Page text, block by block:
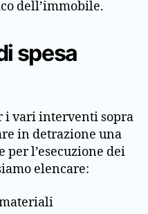
dell’immobile.
spesa
i vari interventi sopra
in detrazione una
per l’esecuzione dei
elencare:
materiali